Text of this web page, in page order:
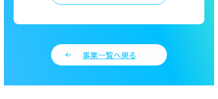
事業一覧へ戻る